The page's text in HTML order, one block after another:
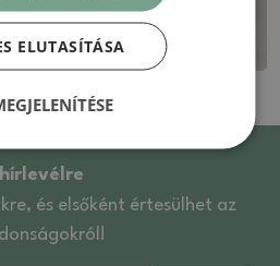
és elsőként értesülhet az
ELUTASÍTÁSA